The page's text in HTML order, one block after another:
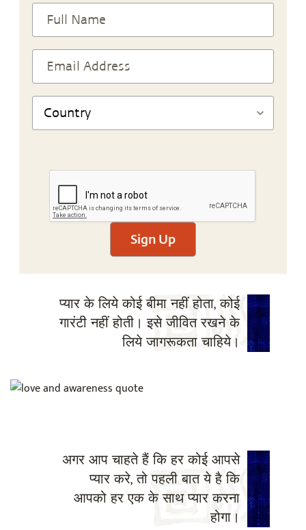
Sign Up
प्यार के लिये कोई बीमा नहीं होता, कोई
गारंटी नहीं होती। इसे जीवित रखने के
लिये जागरूकता चाहिये।
अगर आप चाहते हैं कि हर कोई आपसे
प्यार करे, तो पहली बात ये है कि
आपको हर एक के साथ प्यार करना
होगा।